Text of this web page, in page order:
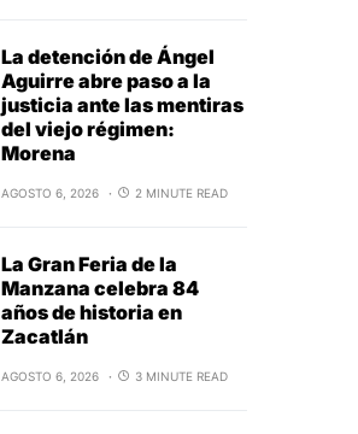
La detención de Ángel
Aguirre abre paso a la
justicia ante las mentiras
del viejo régimen:
Morena
AGOSTO 6, 2026 2 MINUTE READ
La Gran Feria de la
Manzana celebra 84
años de historia en
Zacatlán
AGOSTO 6, 2026 3 MINUTE READ